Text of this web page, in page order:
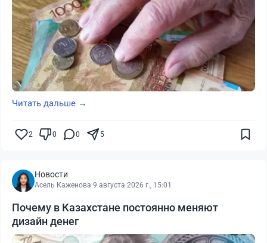
Читать дальше →
2 0 0 5
Новости
Асель Каженова·9 августа 2026 г., 15:01
Почему в Казахстане постоянно меняют
дизайн денег